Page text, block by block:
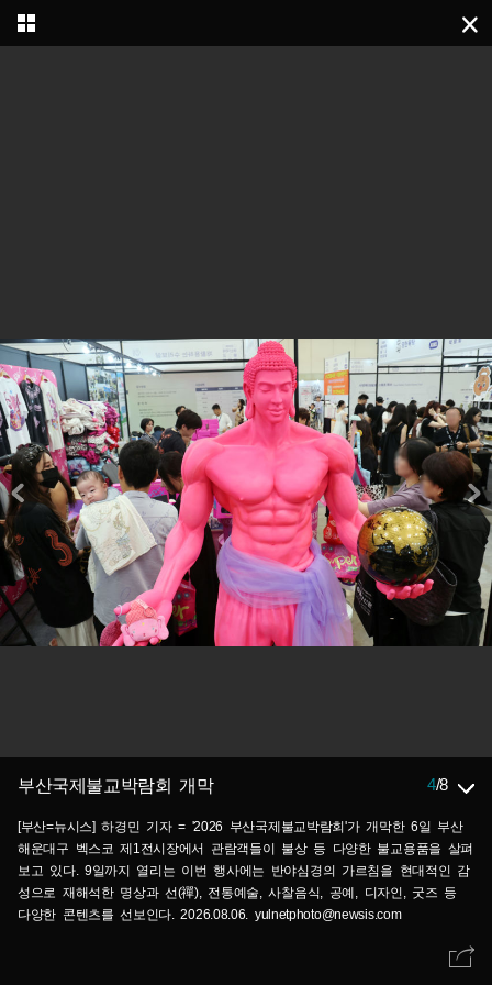
부산국제불교박람회 개막 4/8
[부산=뉴시스] 하경민 기자 = '2026 부산국제불교박람회'가 개막한 6일 부산
해운대구 벡스코 제1전시장에서 관람객들이 불상 등 다양한 불교용품을 살펴
보고 있다. 9일까지 열리는 이번 행사에는 반야심경의 가르침을 현대적인 감
성으로 재해석한 명상과 선(禪), 전통예술, 사찰음식, 공예, 디자인, 굿즈 등
다양한 콘텐츠를 선보인다. 2026.08.06. yulnetphoto@newsis.com